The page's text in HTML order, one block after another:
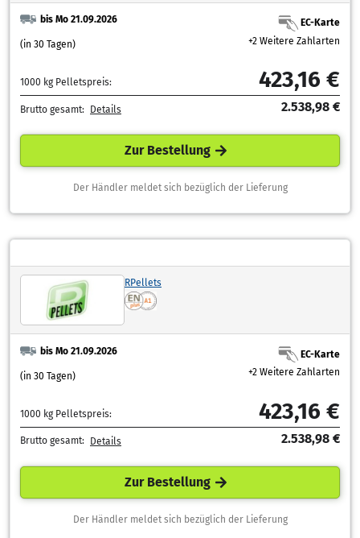
bis Mo 21.09.2026
(in 30 Tagen)
EC-Karte
+2 Weitere Zahlarten
1000 kg Pelletspreis: 423,16 €
Brutto gesamt: Details 2.538,98 €
Zur Bestellung
Der Händler meldet sich bezüglich der Lieferung
RPellets
bis Mo 21.09.2026
(in 30 Tagen)
EC-Karte
+2 Weitere Zahlarten
1000 kg Pelletspreis: 423,16 €
Brutto gesamt: Details 2.538,98 €
Zur Bestellung
Der Händler meldet sich bezüglich der Lieferung